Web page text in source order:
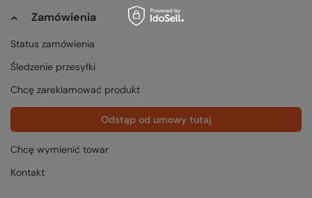
Zamówienia
Status zamówienia
Śledzenie przesyłki
Chcę zareklamować produkt
Odstąp od umowy tutaj
Chcę wymienić towar
Kontakt